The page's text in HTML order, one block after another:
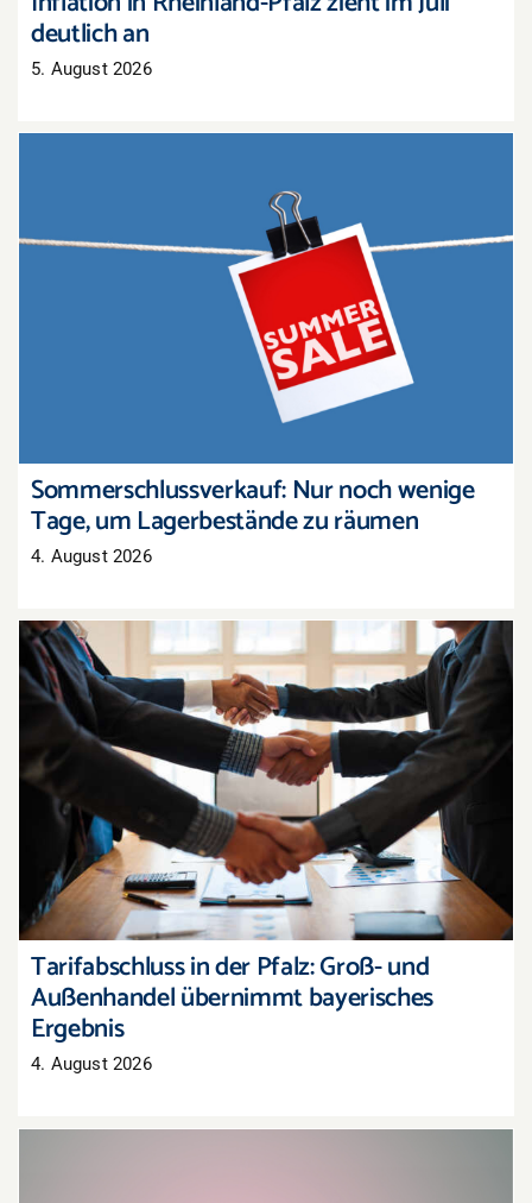
deutlich an
5. August 2026
Sommerschlussverkauf: Nur noch wenige Tage,
um Lagerbestände zu räumen
Sommerschlussverkauf: Nur noch wenige
Tage, um Lagerbestände zu räumen
4. August 2026
Tarifabschluss in der Pfalz: Groß- und
Außenhandel übernimmt bayerisches Ergebnis
Tarifabschluss in der Pfalz: Groß- und
Außenhandel übernimmt bayerisches
Ergebnis
4. August 2026